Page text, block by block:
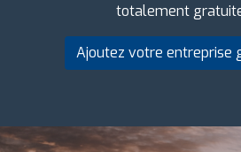
totalement
Ajoutez votre entreprise